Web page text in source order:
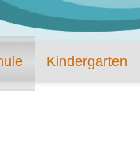
Kindergarten